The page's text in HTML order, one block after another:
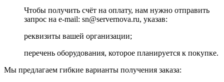
Чтобы получить счёт на оплату, нам нужно отправить
запрос на e-mail: sn@servernova.ru, указав:
реквизиты вашей организации;
перечень оборудования, которое планируется к покупке.
Мы предлагаем гибкие варианты получения заказа: